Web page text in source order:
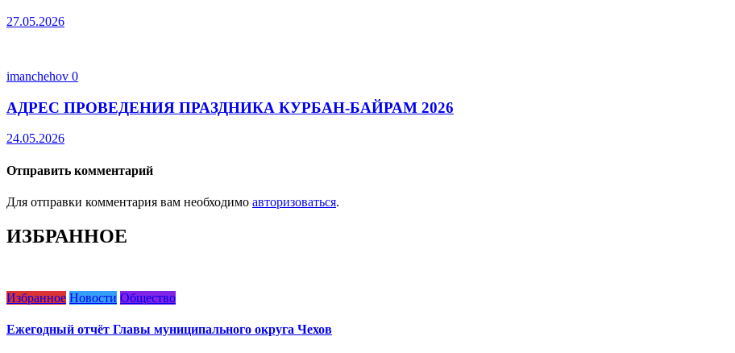
27.05.2026
imanchehov 0
АДРЕС ПРОВЕДЕНИЯ ПРАЗДНИКА КУРБАН-БАЙРАМ 2026
24.05.2026
Отправить комментарий
Для отправки комментария вам необходимо авторизоваться.
ИЗБРАННОЕ
Избранное Новости Общество
Ежегодный отчёт Главы муниципального округа Чехов